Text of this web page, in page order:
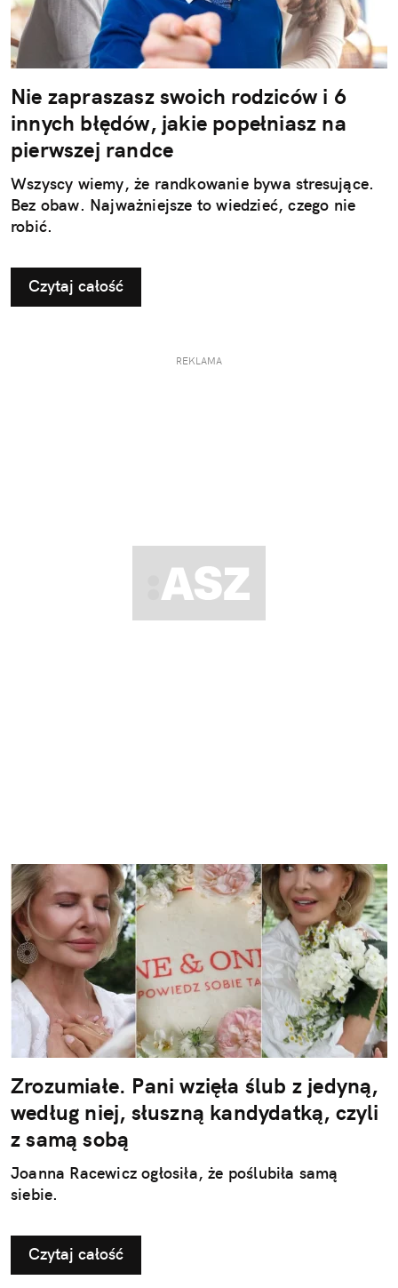
Nie zapraszasz swoich rodziców i 6
innych błędów, jakie popełniasz na
pierwszej randce
Wszyscy wiemy, że randkowanie bywa stresujące.
Bez obaw. Najważniejsze to wiedzieć, czego nie
robić.
Czytaj całość
REKLAMA
Zrozumiałe. Pani wzięła ślub z jedyną,
według niej, słuszną kandydatką, czyli
z samą sobą
Joanna Racewicz ogłosiła, że poślubiła samą
siebie.
Czytaj całość